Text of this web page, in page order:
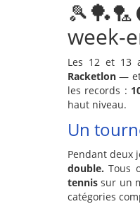
week-
Les 12 et 13
Racketlon — et
les records :
haut niveau.
Un
Pendant deux
double. Tous
tennis sur un
catégories